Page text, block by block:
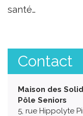
santé…
Contact
Maison des
Pôle Seniors
5, rue Hippolyte